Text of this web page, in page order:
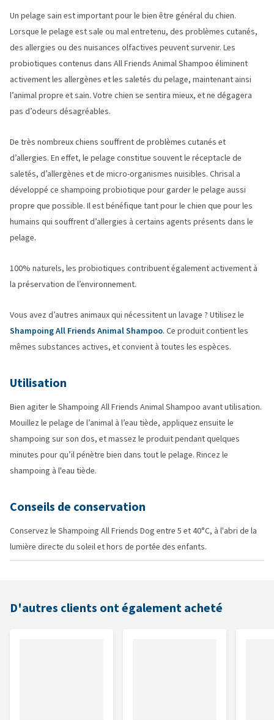
Un pelage sain est important pour le bien être général du chien.
Lorsque le pelage est sale ou mal entretenu, des problèmes cutanés,
des allergies ou des nuisances olfactives peuvent survenir. Les
probiotiques contenus dans All Friends Animal Shampoo éliminent
activement les allergènes et les saletés du pelage, maintenant ainsi
l’animal propre et sain. Votre chien se sentira mieux, et ne dégagera
pas d’odeurs désagréables.
De très nombreux chiens souffrent de problèmes cutanés et
d’allergies. En effet, le pelage constitue souvent le réceptacle de
saletés, d’allergènes et de micro-organismes nuisibles. Chrisal a
développé ce shampoing probiotique pour garder le pelage aussi
propre que possible. Il est bénéfique tant pour le chien que pour les
humains qui souffrent d’allergies à certains agents présents dans le
pelage.
100% naturels, les probiotiques contribuent également activement à
la préservation de l’environnement.
Vous avez d’autres animaux qui nécessitent un lavage ? Utilisez le
Shampoing All Friends Animal Shampoo. Ce produit contient les
mêmes substances actives, et convient à toutes les espèces.
Utilisation
Bien agiter le Shampoing All Friends Animal Shampoo avant utilisation.
Mouillez le pelage de l’animal à l’eau tiède, appliquez ensuite le
shampoing sur son dos, et massez le produit pendant quelques
minutes pour qu’il pénètre bien dans tout le pelage. Rincez le
shampoing à l'eau tiède.
Conseils de conservation
Conservez le Shampoing All Friends Dog entre 5 et 40°C, à l'abri de la
lumière directe du soleil et hors de portée des enfants.
D'autres clients ont également acheté